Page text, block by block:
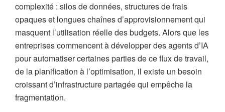
complexité : silos de données, structures de frais
opaques et longues chaînes d’approvisionnement qui
masquent l’utilisation réelle des budgets. Alors que les
entreprises commencent à développer des agents d’IA
pour automatiser certaines parties de ce flux de travail,
de la planification à l’optimisation, il existe un besoin
croissant d’infrastructure partagée qui empêche la
fragmentation.